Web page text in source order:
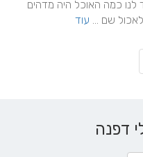
שם ... עוד
דפנה